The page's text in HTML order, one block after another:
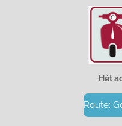
Hét
Route: